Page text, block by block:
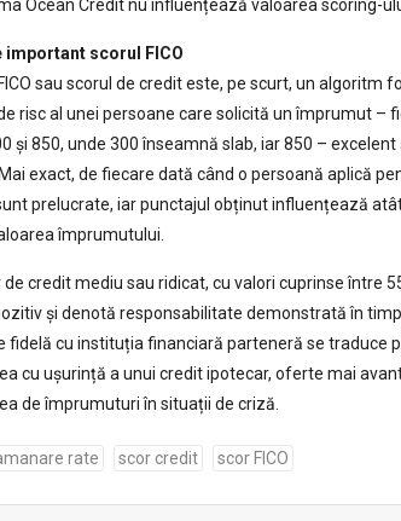
Ocean Credit nu influențează valoarea scoring-
important scorul FICO
sau scorul de credit este, pe scurt, un
risc al unei persoane care solicită un împrumut –
și 850, unde 300 înseamnă slab, iar 850 –
exact, de fiecare dată când o persoană aplică
prelucrate, iar punctajul obținut influențează
împrumutului.
de credit mediu sau ridicat, cu valori cuprinse între
și denotă responsabilitate demonstrată în
fidelă cu instituția financiară parteneră se traduce
cu ușurință a unui credit ipotecar, oferte mai
de împrumuturi în situații de criză.
rate scor credit scor FICO